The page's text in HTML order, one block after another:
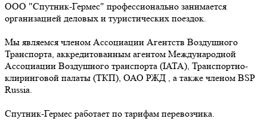
ООО "Спутник-Гермес" профессионально занимается
организацией деловых и туристических поездок.
Мы являемся членом Ассоциации Агентств Воздушного
Транспорта, аккредитованным агентом Международной
Ассоциации Воздушного транспорта (IATA), Транспортно-
клиринговой палаты (ТКП), ОАО РЖД , а также членом BSP
Russia.
Спутник-Гермес работает по тарифам перевозчика.